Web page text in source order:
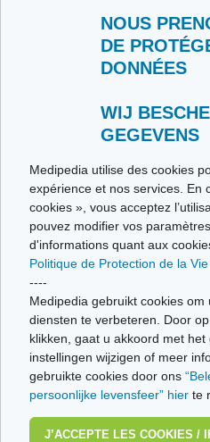
NOUS
DE
DONNÉES
WIJ
GEGEVENS
Medipedia utilise des cookies
expérience et nos services. En
cookies », vous acceptez
pouvez modifier vos
d'informations quant aux
Politique de Protection de la
----
Medipedia gebruikt cookies
diensten te verbeteren. Door
klikken, gaat u akkoord met
instellingen wijzigen of meer
gebruikte cookies door ons
persoonlijke levensfeer” hier te
J’ACCEPTE LES COOKIES /
Ce site respecte les
© Vivio sa, 2014-2026 - Tous droits
1160